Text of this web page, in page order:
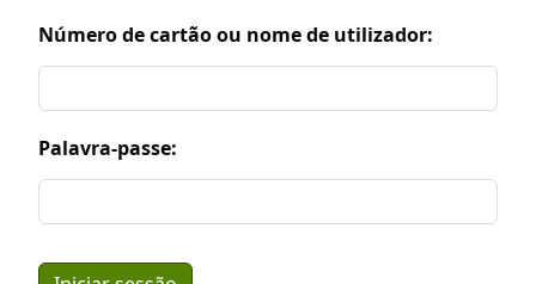
Número de cartão ou nome de utilizador:
Palavra-passe: